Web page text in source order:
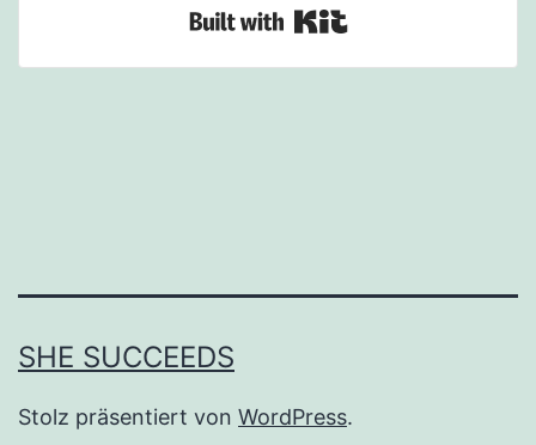
Built with Kit
SHE SUCCEEDS
Stolz präsentiert von WordPress.